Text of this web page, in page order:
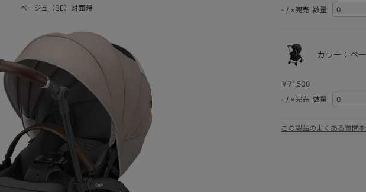
ベージュ（BE）対面時 レーヴグレ
- / ×完売 数量
カラー：ペ
￥71,500
- / ×完売 数量
この製品のよくある質問